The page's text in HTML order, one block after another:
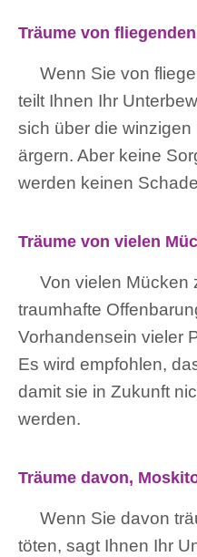
Träume von
Wenn Sie von
teilt Ihnen Ihr
sich über die
ärgern. Aber keine
werden keinen
Träume von vielen
Von vielen Mücken
traumhafte
Vorhandensein vieler
Es wird empfohlen,
damit sie in Zukunft
werden.
Träume davon,
Wenn Sie davon
töten, sagt Ihnen Ihr